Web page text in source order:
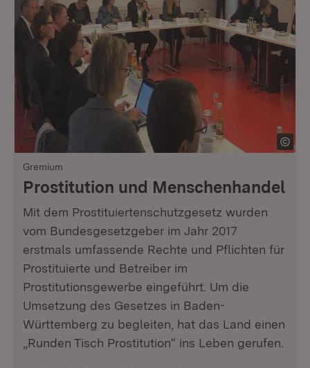
Gremium
Prostitution und Menschenhandel
Mit dem Prostituiertenschutzgesetz wurden
vom Bundesgesetzgeber im Jahr 2017
erstmals umfassende Rechte und Pflichten für
Prostituierte und Betreiber im
Prostitutionsgewerbe eingeführt. Um die
Umsetzung des Gesetzes in Baden-
Württemberg zu begleiten, hat das Land einen
„Runden Tisch Prostitution“ ins Leben gerufen.